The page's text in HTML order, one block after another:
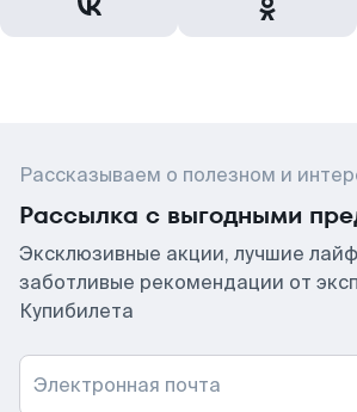
Рассказываем о полезном и
Рассылка с выгодными
Эксклюзивные акции, лучшие
заботливые рекомендации от
Купибилета
Электронная почта